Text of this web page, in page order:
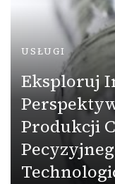
USŁUGI
Eksploruj
Produkcji